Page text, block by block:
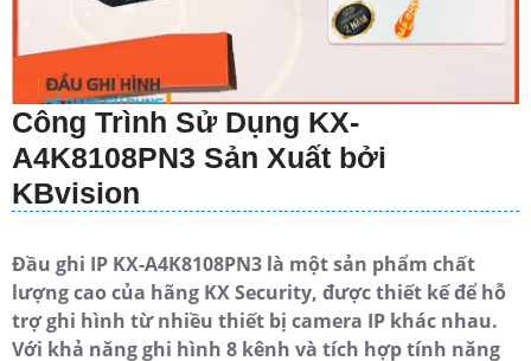
Công Trình Sử Dụng KX-
A4K8108PN3 Sản Xuất bởi
KBvision
Đầu ghi IP KX-A4K8108PN3 là một sản phẩm chất
lượng cao của hãng KX Security, được thiết kế để hỗ
trợ ghi hình từ nhiều thiết bị camera IP khác nhau.
Với khả năng ghi hình 8 kênh và tích hợp tính năng